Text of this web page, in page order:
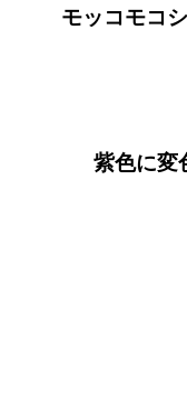
モッコモコ
紫色に変